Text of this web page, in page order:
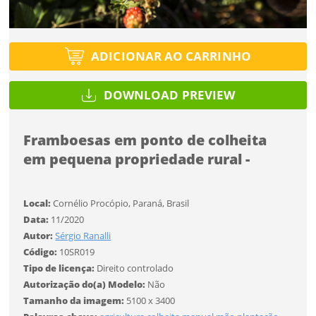
ADICIONAR AO CARRINHO
DOWNLOAD PREVIEW
Framboesas em ponto de colheita
em pequena propriedade rural -
Local:Cornélio Procópio, Paraná, Brasil
Data: 11/2020
Autor:Sérgio Ranalli
Código: 10SR019
Tipo de licença: Direito controlado
Autorização do(a) Modelo: Não
Tamanho da imagem: 5100 x 3400
Selecione
Utilização
Formato
Tipo de projeto
Utilização
Formato
Tamanho
FINALIZAR
ENTRAR
CADASTRE-SE
ENTRAR
SALVAR
Li e concordo com os
Já tem uma conta?
Utilização
Formato